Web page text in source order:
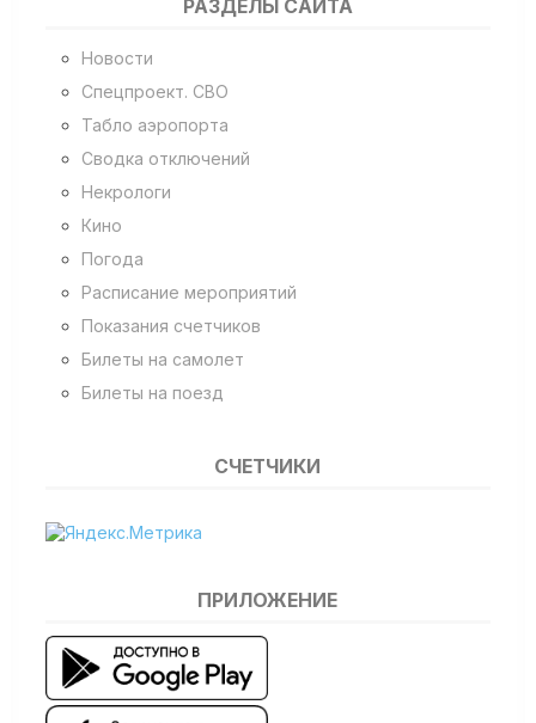
РАЗДЕЛЫ САЙТА
Новости
Спецпроект. СВО
Табло аэропорта
Сводка отключений
Некрологи
Кино
Погода
Расписание мероприятий
Показания счетчиков
Билеты на самолет
Билеты на поезд
СЧЕТЧИКИ
ПРИЛОЖЕНИЕ